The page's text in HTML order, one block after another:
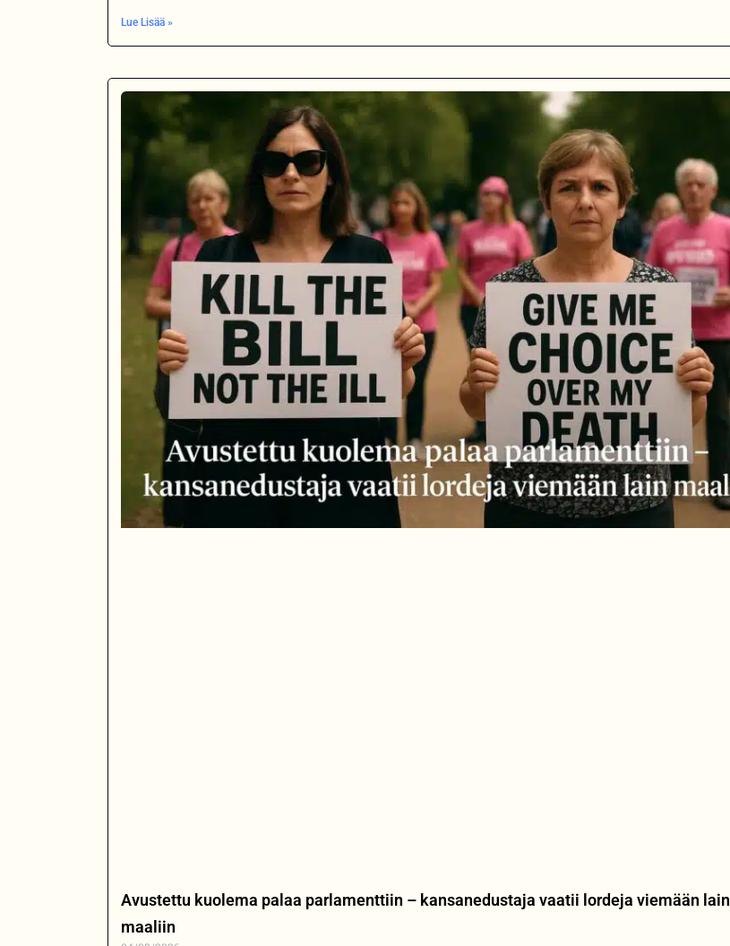
Lue Lisää »
Avustettu kuolema palaa parlamenttiin – kansanedustaja vaatii lordeja viemään lain
maaliin